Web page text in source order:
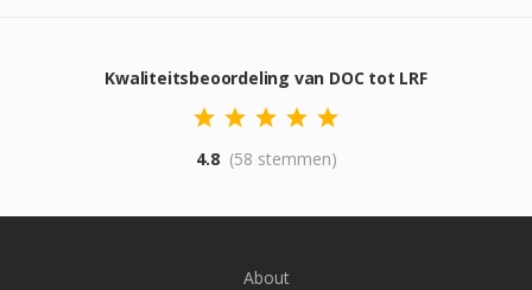
Kwaliteitsbeoordeling van DOC tot LRF
4.8 (58 stemmen)
About